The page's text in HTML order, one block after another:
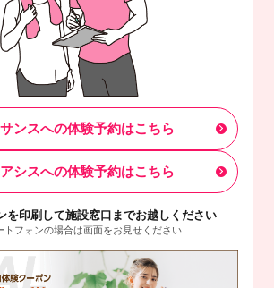
ンスへの体験予約はこちら
アシスへの体験予約はこちら
を印刷して施設窓口までお越しください
フォンの場合は画面をお見せください